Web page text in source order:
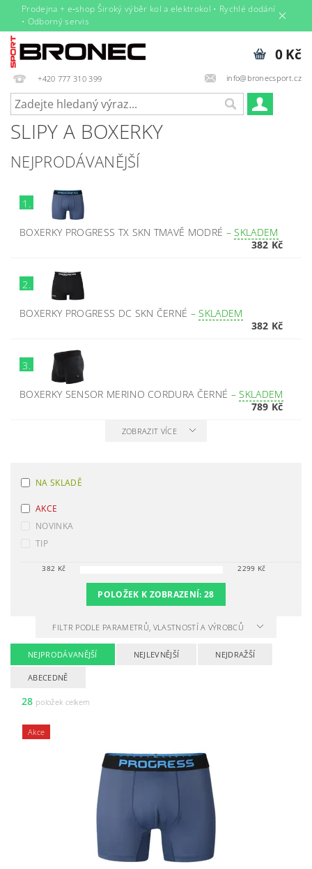
Prodejna + e‑shop Široký výběr kol a elektrokol • Rychlé dodání
• Odborný servis
+420 777 310 399 info@bronecsport.cz
0 Kč
SLIPY A BOXERKY
NEJPRODÁVANĚJŠÍ
1.
BOXERKY PROGRESS TX SKN TMAVĚ MODRÉ – SKLADEM
382 Kč
2.
BOXERKY PROGRESS DC SKN ČERNÉ – SKLADEM
382 Kč
3.
BOXERKY SENSOR MERINO CORDURA ČERNÉ – SKLADEM
789 Kč
ZOBRAZIT VÍCE
NA SKLADĚ
AKCE
NOVINKA
TIP
382 Kč 2299 Kč
POLOŽEK K ZOBRAZENÍ:28
FILTR PODLE PARAMETRŮ, VLASTNOSTÍ A VÝROBCŮ
NEJPRODÁVANĚJŠÍ NEJLEVNĚJŠÍ NEJDRAŽŠÍ
ABECEDNĚ
28 položek celkem
Akce